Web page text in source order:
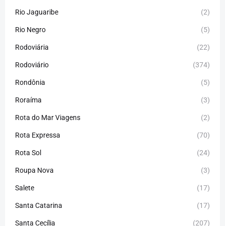
Rio Jaguaribe (2)
Rio Negro (5)
Rodoviária (22)
Rodoviário (374)
Rondônia (5)
Roraíma (3)
Rota do Mar Viagens (2)
Rota Expressa (70)
Rota Sol (24)
Roupa Nova (3)
Salete (17)
Santa Catarina (17)
Santa Cecília (207)